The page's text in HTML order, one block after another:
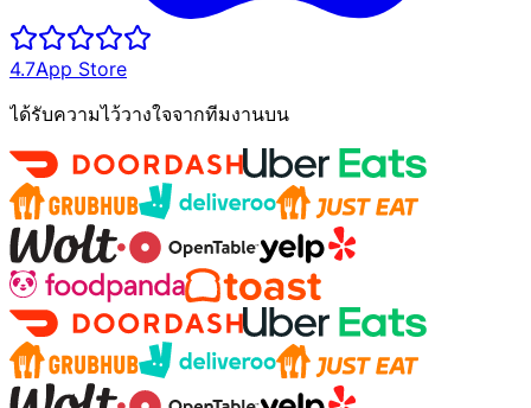
4.7App Store
ได้รับความไว้วางใจจากทีมงานบน